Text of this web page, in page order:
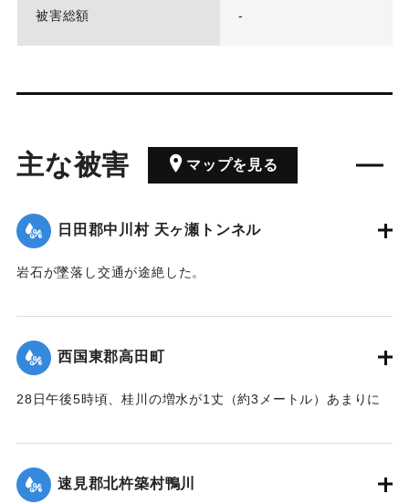
被害総額 -
主な被害 マップを見る
日田郡中川村 天ヶ瀬トンネル
岩石が墜落し交通が途絶した。
｜固有コード: 00330039
西国東郡高田町
28日午後5時頃、桂川の増水が1丈（約3メートル）あまりに
｜固有コード:
速見郡北杵築村鴨川